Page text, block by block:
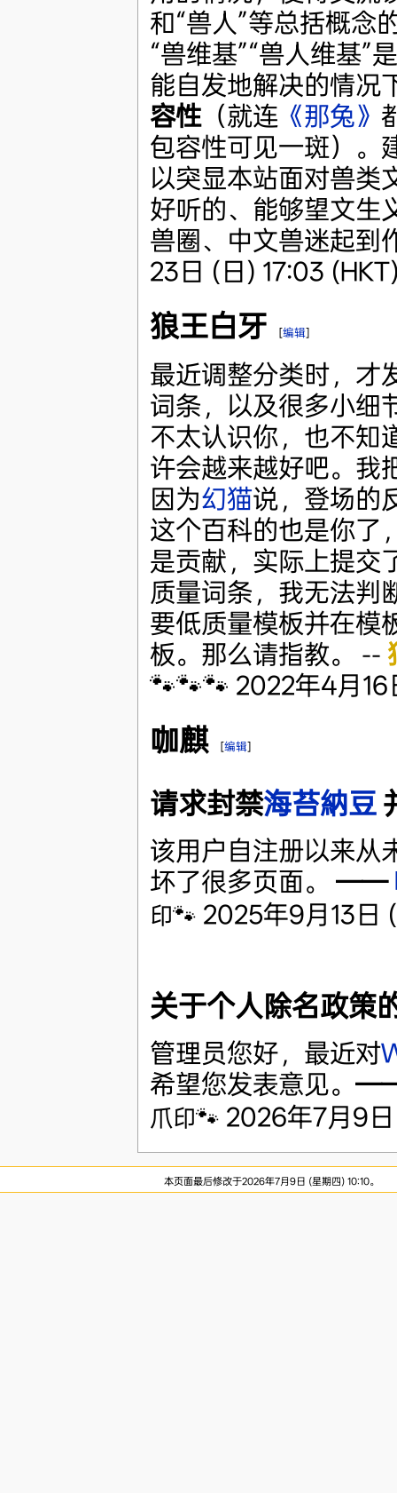
和“兽人”等总括概念
“兽维基”“兽人维基”
能自发地解决的情况
容性（就连 《那兔》
包容性可见一斑）。
以突显本站面对兽类
好听的、能够望文生
兽圈、中文兽迷起
23日 (日) 17:03
狼王白牙 [编辑]
最近调整分类时，才
词条，以及很多小细
不太认识你，也不知
许会越来越好吧。我
因为幻猫说，登场的
这个百科的也是你了
是贡献，实际上提交
质量词条，我无法判
要低质量模板并在模
板。那么请指教。 --
🐾🐾🐾 2022年4月
咖麒 [编辑]
请求封禁海苔納豆
该用户自注册以来从
坏了很多页面。 ——
印🐾 2025年9月13日
关于个人除名政策
管理员您好，最近对
希望您发表意见。
爪印🐾 2026年7月9
本页面最后修改于2026年7月9日 (星期四) 10:10。